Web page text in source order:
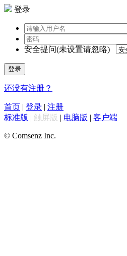
登录
安全提问(未设置请忽略)
登录
还没有注册？
首页 | 登录 | 注册
标准版 | 触屏版 | 电脑版 | 客户端
© Comsenz Inc.